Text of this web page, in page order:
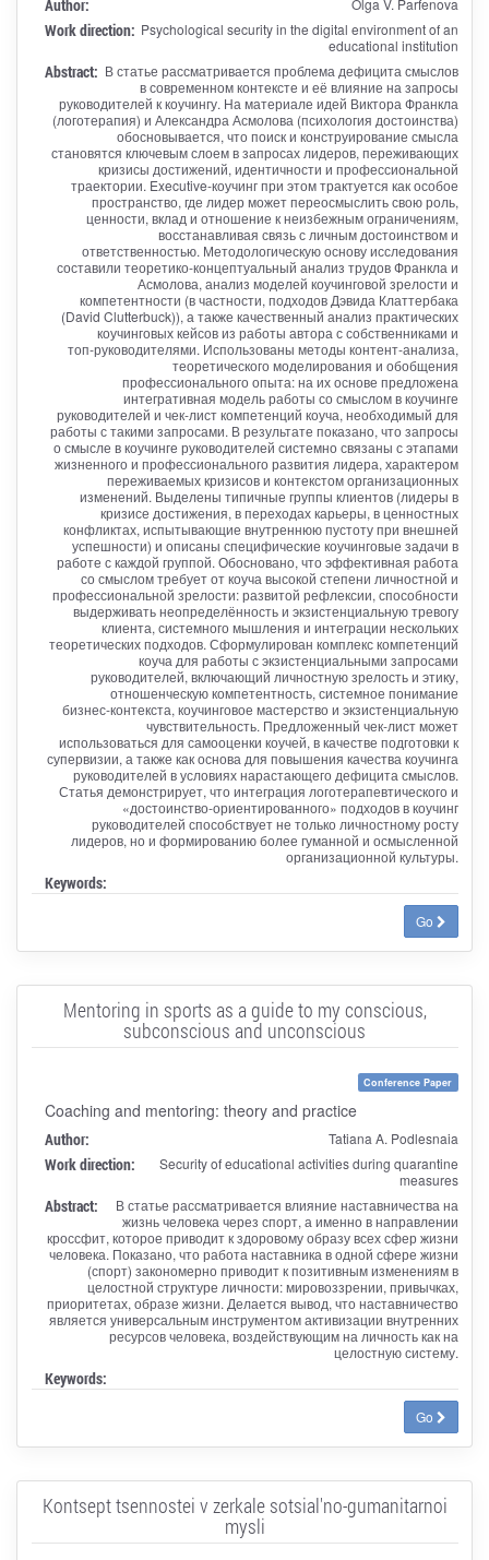
Author:
Work direction: Psychological security in the digital environment of an
educational institution
Abstract: В статье рассматривается проблема дефицита смыслов
в современном контексте и её влияние на запросы
руководителей к коучингу. На материале идей Виктора Франкла
(логотерапия) и Александра Асмолова (психология достоинства)
обосновывается, что поиск и конструирование смысла
становятся ключевым слоем в запросах лидеров, переживающих
кризисы достижений, идентичности и профессиональной
траектории. Executive-коучинг при этом трактуется как особое
пространство, где лидер может переосмыслить свою роль,
ценности, вклад и отношение к неизбежным ограничениям,
восстанавливая связь с личным достоинством и
ответственностью. Методологическую основу исследования
составили теоретико‑концептуальный анализ трудов Франкла и
Асмолова, анализ моделей коучинговой зрелости и
компетентности (в частности, подходов Дэвида Клаттербака
(David Clutterbuck)), а также качественный анализ практических
коучинговых кейсов из работы автора с собственниками и
топ‑руководителями. Использованы методы контент‑анализа,
теоретического моделирования и обобщения
профессионального опыта: на их основе предложена
интегративная модель работы со смыслом в коучинге
руководителей и чек‑лист компетенций коуча, необходимый для
работы с такими запросами. В результате показано, что запросы
о смысле в коучинге руководителей системно связаны с этапами
жизненного и профессионального развития лидера, характером
переживаемых кризисов и контекстом организационных
изменений. Выделены типичные группы клиентов (лидеры в
кризисе достижения, в переходах карьеры, в ценностных
конфликтах, испытывающие внутреннюю пустоту при внешней
успешности) и описаны специфические коучинговые задачи в
работе с каждой группой. Обосновано, что эффективная работа
со смыслом требует от коуча высокой степени личностной и
профессиональной зрелости: развитой рефлексии, способности
выдерживать неопределённость и экзистенциальную тревогу
клиента, системного мышления и интеграции нескольких
теоретических подходов. Сформулирован комплекс компетенций
коуча для работы с экзистенциальными запросами
руководителей, включающий личностную зрелость и этику,
отношенческую компетентность, системное понимание
бизнес‑контекста, коучинговое мастерство и экзистенциальную
чувствительность. Предложенный чек‑лист может
использоваться для самооценки коучей, в качестве подготовки к
супервизии, а также как основа для повышения качества коучинга
руководителей в условиях нарастающего дефицита смыслов.
Статья демонстрирует, что интеграция логотерапевтического и
«достоинство‑ориентированного» подходов в коучинг
руководителей способствует не только личностному росту
лидеров, но и формированию более гуманной и осмысленной
организационной культуры.
Keywords:
Go
Mentoring in sports as a guide to my conscious,
subconscious and unconscious
Conference Paper
Coaching and mentoring: theory and practice
Author: Tatiana A. Podlesnaia
Work direction:
Security of educational activities during quarantine
measures
Abstract:
В статье рассматривается влияние наставничества на
жизнь человека через спорт, а именно в направлении
кроссфит, которое приводит к здоровому образу всех сфер жизни
человека. Показано, что работа наставника в одной сфере жизни
(спорт) закономерно приводит к позитивным изменениям в
целостной структуре личности: мировоззрении, привычках,
приоритетах, образе жизни. Делается вывод, что наставничество
является универсальным инструментом активизации внутренних
ресурсов человека, воздействующим на личность как на
целостную систему.
Keywords:
Go
Kontsept tsennostei v zerkale sotsial'no-gumanitarnoi
mysli